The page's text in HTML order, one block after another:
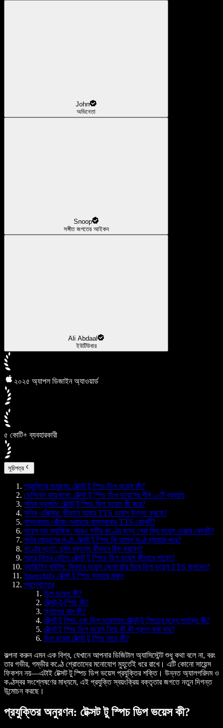
John
অভিনেতা
Snoop
সঙ্গীত জগতের আইকন
Ali Abdaal
ইউটিউবার
২০২৫ অ্যাপল ডিজাইন অ্যাওয়ার্ড
৫ কোটি+ ব্যবহারকারী
সূচিপত্র
প্রযুক্তির অনুরণন: টেক্সট টু স্পিচ ডিপ ভয়েস কী?
ডেসিবেল ডায়নামো: টেক্সট টু স্পিচ ডিপ ভয়েসের শীর্ষ ১০টি ব্যবহার
সনিক স্থপতি: টেক্সট টু স্পিচ ডিপ ভয়েস কী করে?
সনিক এলিক্সার: কীভাবে আমার TTS ভয়েস উন্নত করবো?
বাস্তবতার খোঁজে: সবচেয়ে বাস্তববোধ TTS কোনটি?
ভয়েস মড ম্যাজিক: আরও গভীর কণ্ঠের জন্য সেরা ফ্রি ভয়েস চেঞ্জার কোনটি?
পর্দার আড়ালের কণ্ঠ: টেক্সট টু স্পিচ কি আসল কণ্ঠ ব্যবহার করে?
কণ্ঠের দৃঢ়তা: দুর্বল বক্তব্য কীভাবে ঠিক করবেন?
শব্দের নিচের বেইস: টেক্সট টু স্পিচে ডিপ ভয়েস কীভাবে পাবেন?
ব্যারিটোন বাইটস: কিভাবে ভয়েস জেনারেটর দিয়ে ডিপ ভয়েস TTS বানাবেন?
Speechify টেক্সট টু স্পিচ ব্যবহার করুন
প্রশ্নোত্তর
ডিপ ভয়েস কী?
টেক্সট-টু-স্পিচ কী?
অ্যাপের নাম কী?
টেক্সট টু স্পিচ এবং ডিপ ভয়েসসহ টেক্সট টু স্পিচের মধ্যে পার্থক্য কী?
টেক্সট টু স্পিচ ডিপ ভয়েস নিয়ে কী কী প্রশ্ন করা যায়?
ডিপ ভয়েস টেক্সট টু স্পিচ মানে কী?
কল্পনা করুন এমন এক বিশ্ব, যেখানে আপনার ডিজিটাল অ্যাসিস্টেন্ট শুধু কথা বলে না, বরং
তার গভীর, গম্ভীর কণ্ঠে শ্রোতাদের মনোযোগ মুহূর্তেই ধরে রাখে। এটি কোনো সায়েন্স
ফিকশন নয়—এটাই টেক্সট টু স্পিচ ডিপ ভয়েসপ্রযুক্তির শক্তি। উন্নত অ্যালগরিদম ও
কণ্ঠস্বর সংশ্লেষণের মাধ্যমে, এই প্রযুক্তি স্বয়ংক্রিয় বক্তৃতার জগতে নতুন দিগন্ত
উন্মোচন করছে।
প্রযুক্তির অনুরণন: টেক্সট টু স্পিচ ডিপ ভয়েস কী?